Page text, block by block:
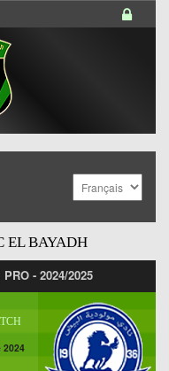
EL BAYADH
- 2024/2025
2024